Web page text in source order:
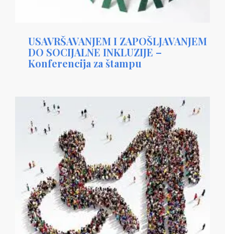
USAVRŠAVANJEM I ZAPOŠLJAVANJEM
DO SOCIJALNE INKLUZIJE –
Konferencija za štampu